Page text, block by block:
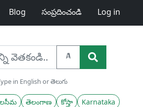
Blog సంప్రదించండి Log in
A
in English or తెలుగు
తెలంగాణ కోస్తా
Karnataka